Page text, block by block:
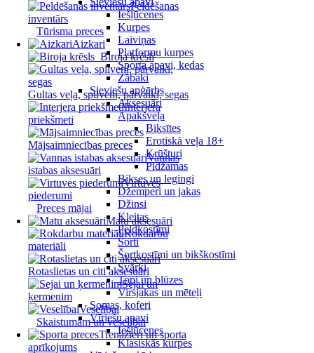
Peldēšanas
inventārs
Tūrisma preces
Aizkari
Biroja krēsli
Gultas veļa, spilveni, pārvalki, segas
Interjera
priekšmeti
Mājsaimniecības preces
Vannas
istabas aksesuāri
Virtuves
piederumi
Preces mājai
Matu aksesuāri
Rokdarbu
materiāli
Rotaslietas un citi aksesuāri
Sejai un
ķermenim
Veselībai
Skaistumam un veselībai
Trenažieri un sporta
aprīkojums
Iešļūcenes
Kurpes
Laiviņas
Platformu kurpes
Sporta apavi, kedas
Zābaki
Sieviešu apģērbs
Aksesuāri
Apakšveļa
Biksītes
Erotiskā veļa 18+
Krūšturi
Pidžamas
Bikses un legingi
Džemperi un jakas
Džinsi
Kleitas
Peldkostīmi
Šorti
Šortkostīmi un bikškostīmi
Svārki
Topi un blūzes
Virsjakas un mēteļi
Somas, koferi
Vīriešu apavi
Iešļūcenes
Klasiskās kurpes